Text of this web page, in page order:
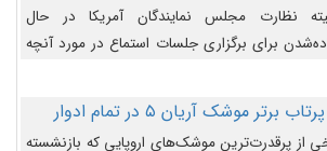
نظارت مجلس نمایندگان آمریکا در حال
برای برگزاری جلسات استماع در مورد آنچه
است و قرار است افشاگران یوفوها هفته آینده
مقابل آنها شهادت دهند.
از پرقدرت‌ترین موشک‌های اروپایی که بازنشسته